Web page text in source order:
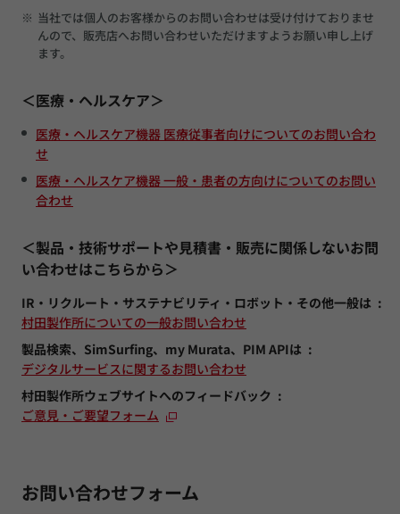
※ 当社では個人のお客様からのお問い合わせは受け付けておりませ
んので、販売店へお問い合わせいただけますようお願い申し上げ
ます。
＜医療・ヘルスケア＞
医療・ヘルスケア機器 医療従事者向けについてのお問い合わ
せ
医療・ヘルスケア機器 一般・患者の方向けについてのお問い
合わせ
＜製品・技術サポートや見積書・販売に関係しないお問
い合わせはこちらから＞
IR・リクルート・サステナビリティ・ロボット・その他一般は
村田製作所についての一般お問い合わせ
製品検索、SimSurfing、my Murata、PIM APIは
デジタルサービスに関するお問い合わせ
村田製作所ウェブサイトへのフィードバック
ご意見・ご要望フォーム
お問い合わせフォーム